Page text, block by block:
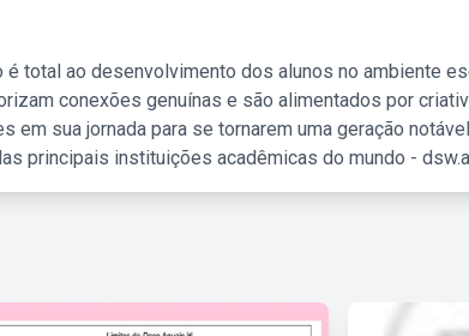
é total ao desenvolvimento dos alunos no ambiente
conexões genuínas e são alimentados por
em sua jornada para se tornarem uma geração
principais instituições acadêmicas do mundo -